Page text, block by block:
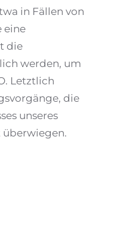
in Fällen von
eine
die
werden, um
Letztlich
die
unseres
überwiegen.